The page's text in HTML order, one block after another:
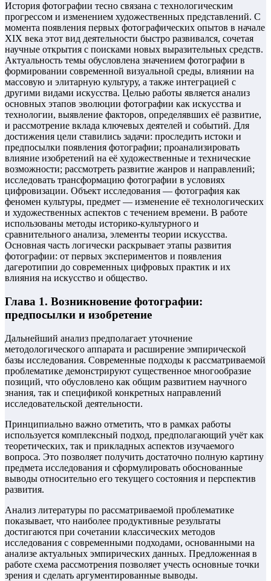
История фотографии тесно связана с технологическим
прогрессом и изменением художественных представлений. С
момента появления первых фотографических опытов в начале
XIX века этот вид деятельности быстро развивался, сочетая
научные открытия с поисками новых выразительных средств.
Актуальность темы обусловлена значением фотографии в
формировании современной визуальной среды, влиянии на
массовую и элитарную культуру, а также интеграцией с
другими видами искусства. Целью работы является анализ
основных этапов эволюции фотографии как искусства и
технологии, выявление факторов, определявших её развитие,
и рассмотрение вклада ключевых деятелей и событий. Для
достижения цели ставились задачи: проследить истоки и
предпосылки появления фотографии; проанализировать
влияние изобретений на её художественные и технические
возможности; рассмотреть развитие жанров и направлений;
исследовать трансформацию фотографии в условиях
цифровизации. Объект исследования — фотография как
феномен культуры, предмет — изменение её технологических
и художественных аспектов с течением времени. В работе
использованы методы историко-культурного и
сравнительного анализа, элементы теории искусства.
Основная часть логически раскрывает этапы развития
фотографии: от первых экспериментов и появления
дагеротипии до современных цифровых практик и их
влияния на искусство и общество.
Глава 1. Возникновение фотографии:
предпосылки и изобретение
Дальнейший анализ предполагает уточнение
методологического аппарата и расширение эмпирической
базы исследования. Современные подходы к рассматриваемой
проблематике демонстрируют существенное многообразие
позиций, что обусловлено как общим развитием научного
знания, так и спецификой конкретных направлений
исследовательской деятельности.
Принципиально важно отметить, что в рамках работы
используется комплексный подход, предполагающий учёт как
теоретических, так и прикладных аспектов изучаемого
вопроса. Это позволяет получить достаточно полную картину
предмета исследования и сформулировать обоснованные
выводы относительно его текущего состояния и перспектив
развития.
Анализ литературы по рассматриваемой проблематике
показывает, что наиболее продуктивные результаты
достигаются при сочетании классических методов
исследования с современными подходами, основанными на
анализе актуальных эмпирических данных. Предложенная в
работе схема рассмотрения позволяет учесть основные точки
зрения и сделать аргументированные выводы.